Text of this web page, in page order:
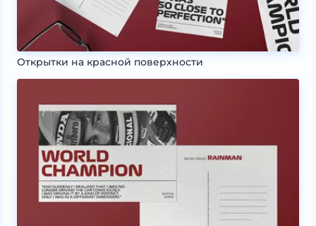
Открытки на красной поверхности